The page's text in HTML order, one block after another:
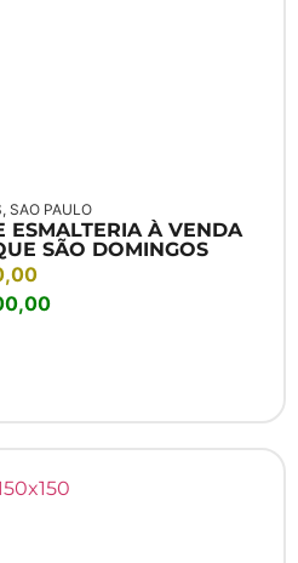
, SAO PAULO
ESMALTERIA À VENDA
SÃO DOMINGOS